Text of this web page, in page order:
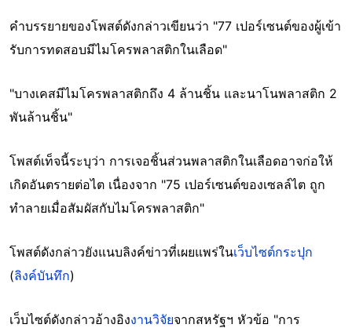
คำบรรยายของโพสต์ดังกล่าวเขียนว่า "77 เปอร์เซนต์ของผู้เข้า
รับการทดสอบมีไมโครพลาสติกในเลือด"
"บางเคสมีไมโครพลาสติกถึง 4 ล้านชิ้น และนาโนพลาสติก 2
พันล้านชิ้น"
โพสต์เท็จนี้ระบุว่า การเจอชิ้นส่วนพลาสติกในเลือดอาจก่อให้
เกิดอันตรายต่อไต เนื่องจาก "75 เปอร์เซนต์ของเซลล์ไต ถูก
ทำลายเมื่อสัมผัสกับไมโครพลาสติก"
โพสต์ดังกล่าวยังแนบลิงค์ข่าวที่เผยแพร่ในเว็บไซต์กระปุก
(ลิงค์บันทึก)
เว็บไซต์ดังกล่าวอ้างอิงงานวิจัยจากสหรัฐฯ หัวข้อ "การ